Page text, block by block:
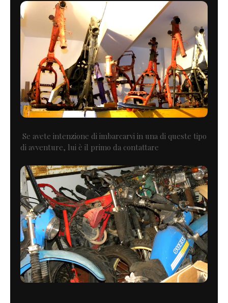
Se avete intenzione di imbarcarvi in una di queste tipo
di avventure, lui è il primo da contattare